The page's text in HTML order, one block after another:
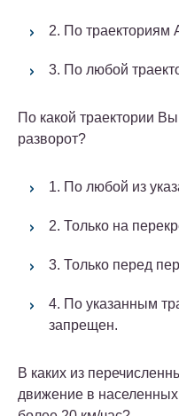
2. По траекториям
3. По любой
По какой траектории
разворот?
1. По любой из
2. Только на
3. Только перед
4. По указанным
запрещен.
В каких из
движение в населенных